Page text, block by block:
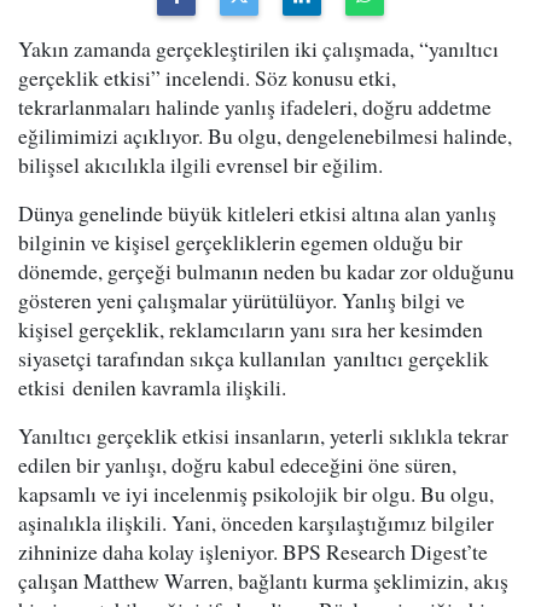
Yakın zamanda gerçekleştirilen iki çalışmada, “yanıltıcı
gerçeklik etkisi” incelendi. Söz konusu etki,
tekrarlanmaları halinde yanlış ifadeleri, doğru addetme
eğilimimizi açıklıyor. Bu olgu, dengelenebilmesi halinde,
bilişsel akıcılıkla ilgili evrensel bir eğilim.
Dünya genelinde büyük kitleleri etkisi altına alan yanlış
bilginin ve kişisel gerçekliklerin egemen olduğu bir
dönemde, gerçeği bulmanın neden bu kadar zor olduğunu
gösteren yeni çalışmalar yürütülüyor. Yanlış bilgi ve
kişisel gerçeklik, reklamcıların yanı sıra her kesimden
siyasetçi tarafından sıkça kullanılan yanıltıcı gerçeklik
etkisi denilen kavramla ilişkili.
Yanıltıcı gerçeklik etkisi insanların, yeterli sıklıkla tekrar
edilen bir yanlışı, doğru kabul edeceğini öne süren,
kapsamlı ve iyi incelenmiş psikolojik bir olgu. Bu olgu,
aşinalıkla ilişkili. Yani, önceden karşılaştığımız bilgiler
zihninize daha kolay işleniyor. BPS Research Digest’te
çalışan Matthew Warren, bağlantı kurma şeklimizin, akış